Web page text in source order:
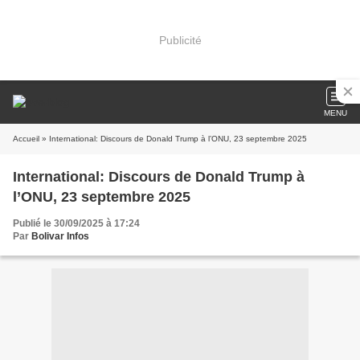
Publicité
MENU
Accueil » International: Discours de Donald Trump à l’ONU, 23 septembre 2025
International: Discours de Donald Trump à
l’ONU, 23 septembre 2025
Publié le 30/09/2025 à 17:24
Par Bolivar Infos